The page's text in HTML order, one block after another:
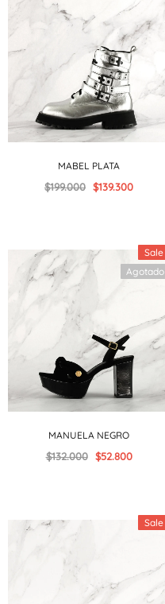
MABEL PLATA
$199.000 $139.300
Sale
Agotado
MANUELA NEGRO
$132.000 $52.800
Sale